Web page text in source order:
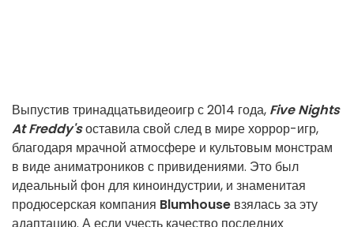
Выпустив тринадцатьвидеоигрс 2014 года, Five Nights
At Freddy'sоставила свой след в мире хоррор-игр,
благодаря мрачной атмосфере и культовым монстрам
в виде аниматроников с привидениями. Это был
идеальный фон для киноиндустрии, и знаменитая
продюсерская компания Blumhouse взялась за эту